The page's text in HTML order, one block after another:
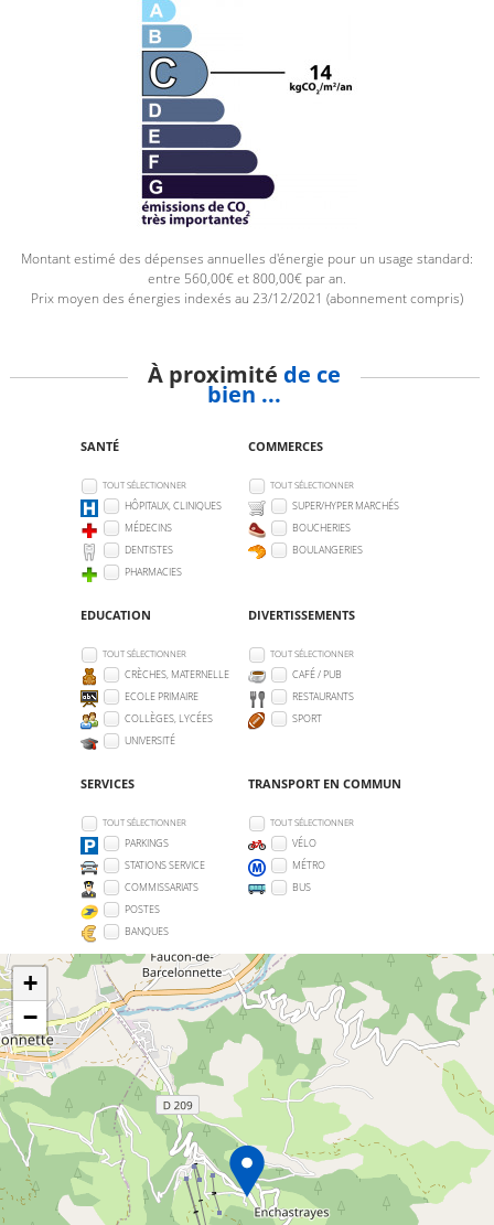
Montant estimé des dépenses annuelles d'énergie pour un usage standard:
entre 560,00€ et 800,00€ par an.
Prix moyen des énergies indexés au 23/12/2021 (abonnement compris)
À proximité de ce
bien ...
SANTÉ
TOUT SÉLECTIONNER
HÔPITAUX, CLINIQUES
MÉDECINS
DENTISTES
PHARMACIES
COMMERCES
TOUT SÉLECTIONNER
SUPER/HYPER MARCHÉS
BOUCHERIES
BOULANGERIES
EDUCATION
TOUT SÉLECTIONNER
CRÈCHES, MATERNELLE
ECOLE PRIMAIRE
COLLÈGES, LYCÉES
UNIVERSITÉ
DIVERTISSEMENTS
TOUT SÉLECTIONNER
CAFÉ / PUB
RESTAURANTS
SPORT
SERVICES
TOUT SÉLECTIONNER
PARKINGS
STATIONS SERVICE
COMMISSARIATS
POSTES
BANQUES
TRANSPORT EN COMMUN
TOUT SÉLECTIONNER
VÉLO
MÉTRO
BUS
+
−